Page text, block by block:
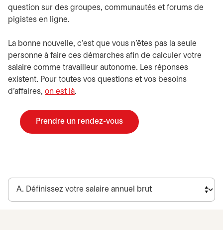
question sur des groupes, communautés et forums de
pigistes en ligne.
La bonne nouvelle, c’est que vous n’êtes pas la seule
personne à faire ces démarches afin de calculer votre
salaire comme travailleur autonome. Les réponses
existent. Pour toutes vos questions et vos besoins
d’affaires, on est là.
Prendre un rendez-vous